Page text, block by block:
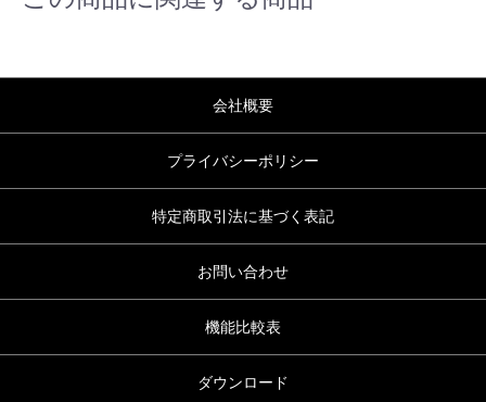
会社概要
プライバシーポリシー
特定商取引法に基づく表記
お問い合わせ
機能比較表
ダウンロード